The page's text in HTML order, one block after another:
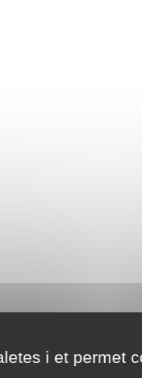
i et permet